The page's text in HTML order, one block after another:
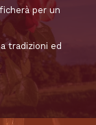
per un
tradizioni ed